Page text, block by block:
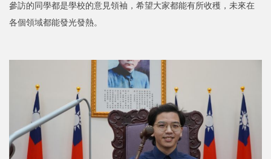
參訪的同學都是學校的意見領袖，希望大家都能有所收穫，未來在
各個領域都能發光發熱。